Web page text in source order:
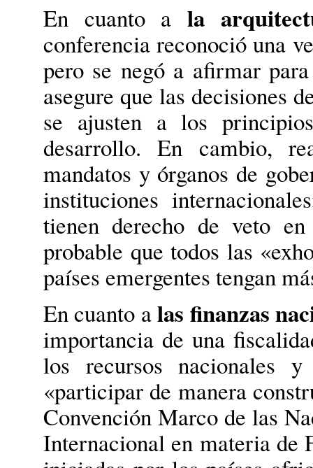
En cuanto ala
conferencia reconoció una
pero se negó a afirmar
asegure que las decisiones
se ajusten a los
desarrollo. En cambio,
mandatos y órganos de
instituciones
tienen derecho de veto
probable que todos las
países emergentes tengan
En cuanto alas finanzas
importancia de una
los recursos nacionales
«participar de manera
Convención Marco de las
Internacional en materia de